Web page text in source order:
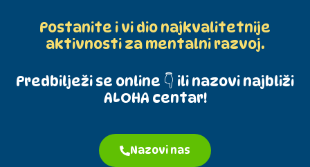
Postanite i vi dio najkvalitetnije
aktivnosti za mentalni razvoj.
Predbilježi se online 👇 ili nazovi najbliži
ALOHA centar!
Nazovi nas